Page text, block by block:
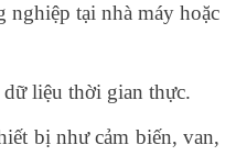
nghiệp tại nhà máy hoặc
liệu thời gian thực.
bị như cảm biến, van,